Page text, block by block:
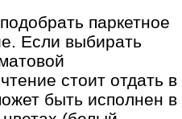
паркетное
Если выбирать
стоит отдать в
быть исполнен в